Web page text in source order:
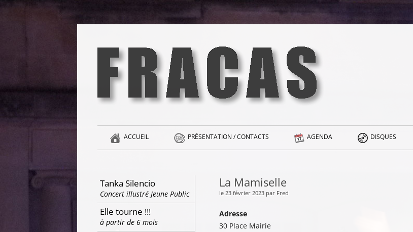
Aller
Fracas
ACCUEIL PRÉSENTATION / CONTACTS AGENDA DISQUES
La Mamiselle
le 23 février 2023 par Fred
Adresse
30 Place Mairie
Tanka Silencio
Concert illustré Jeune Public
Elle tourne !!!
à partir de 6 mois